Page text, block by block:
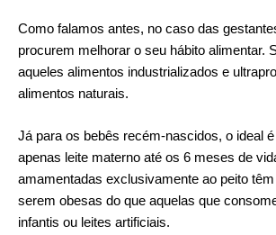
Como falamos antes, no caso das
procurem melhorar o seu hábito alimentar.
aqueles alimentos industrializados e
alimentos naturais.
Já para os bebês recém-nascidos, o ideal
apenas leite materno até os 6 meses de
amamentadas exclusivamente ao peito
serem obesas do que aquelas que
infantis ou leites artificiais.